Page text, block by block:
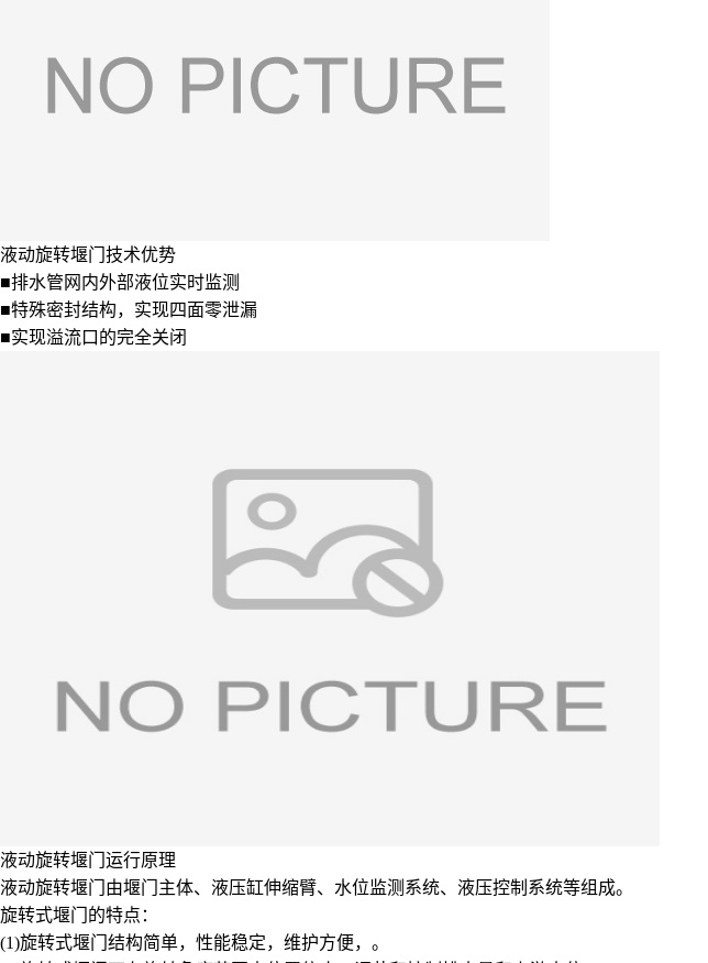
液动旋转堰门技术优势
■排水管网内外部液位实时监测
■特殊密封结构，实现四面零泄漏
■实现溢流口的完全关闭
液动旋转堰门运行原理
液动旋转堰门由堰门主体、液压缸伸缩臂、水位监测系统、液压控制系统等组成。
旋转式堰门的特点：
(1)旋转式堰门结构简单，性能稳定，维护方便，。